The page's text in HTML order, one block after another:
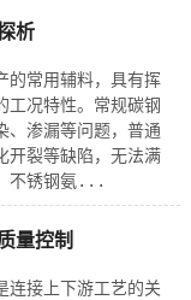
析
的常用辅料，具有挥
工况特性。常规碳钢
、渗漏等问题，普通
开裂等缺陷，无法满
不锈钢氨...
量控制
连接上下游工艺的关